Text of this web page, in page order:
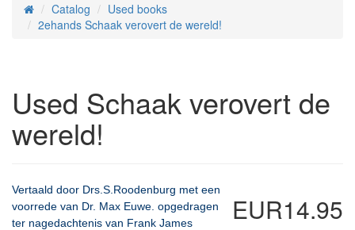
HomeCatalog
Used books
2ehands Schaak verovert de wereld!
Used Schaak verovert de
wereld!
EUR14.95
Vertaald door Drs.S.Roodenburg met een
voorrede van Dr. Max Euwe. opgedragen
ter nagedachtenis van Frank James